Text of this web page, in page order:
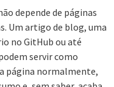
depende de páginas
Um artigo de blog, uma
no GitHub ou até
servir como
a página normalmente,